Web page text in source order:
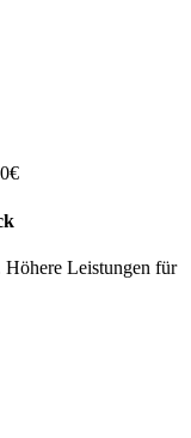
Leistungen für